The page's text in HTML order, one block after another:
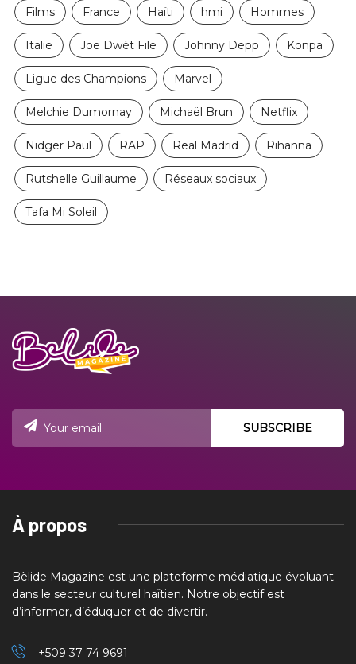
Films France Haïti hmi Hommes
Italie Joe Dwèt File Johnny Depp Konpa
Ligue des Champions Marvel
Melchie Dumornay Michaël Brun Netflix
Nidger Paul RAP Real Madrid Rihanna
Rutshelle Guillaume Réseaux sociaux
Tafa Mi Soleil
À propos
Bèlide Magazine est une plateforme médiatique évoluant
dans le secteur culturel haïtien. Notre objectif est
d’informer, d’éduquer et de divertir.
+509 37 74 9691